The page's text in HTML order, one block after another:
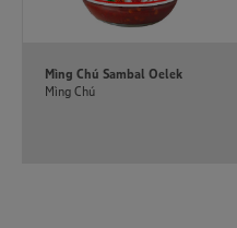
Mìng Chú Sambal Oelek
Mìng Chú